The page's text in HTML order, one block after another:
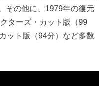
その他に、1979年の復元
ターズ・カット版（99
ット版（94分）など多数